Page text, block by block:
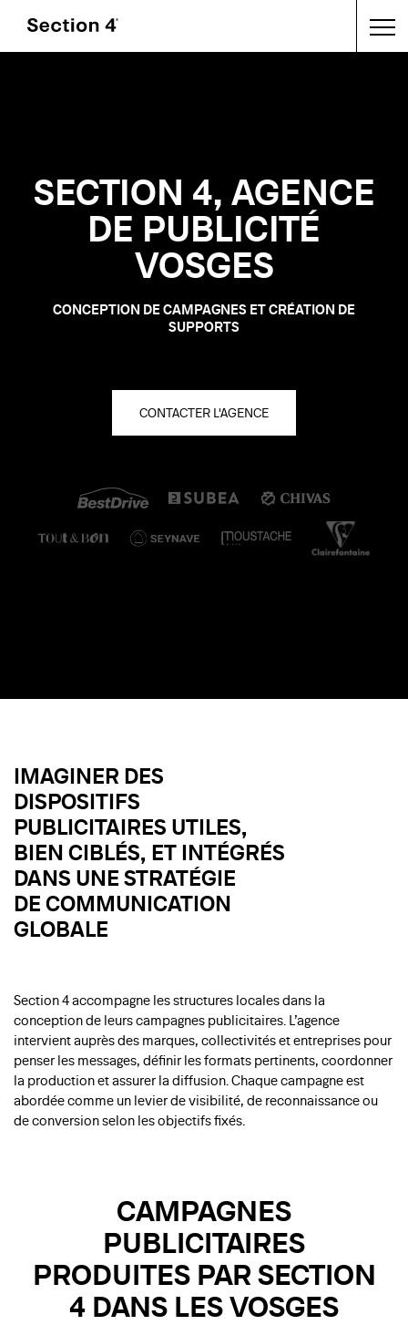
SECTION 4, AGENCE
DE PUBLICITÉ
VOSGES
CONCEPTION DE CAMPAGNES ET CRÉATION DE
SUPPORTS
CONTACTER L'AGENCE
IMAGINER DES
DISPOSITIFS
PUBLICITAIRES UTILES,
BIEN CIBLÉS, ET INTÉGRÉS
DANS UNE STRATÉGIE
DE COMMUNICATION
GLOBALE
Section 4 accompagne les structures locales dans la
conception de leurs campagnes publicitaires. L’agence
intervient auprès des marques, collectivités et entreprises pour
penser les messages, définir les formats pertinents, coordonner
la production et assurer la diffusion. Chaque campagne est
abordée comme un levier de visibilité, de reconnaissance ou
de conversion selon les objectifs fixés.
CAMPAGNES
PUBLICITAIRES
PRODUITES PAR SECTION
4 DANS LES VOSGES